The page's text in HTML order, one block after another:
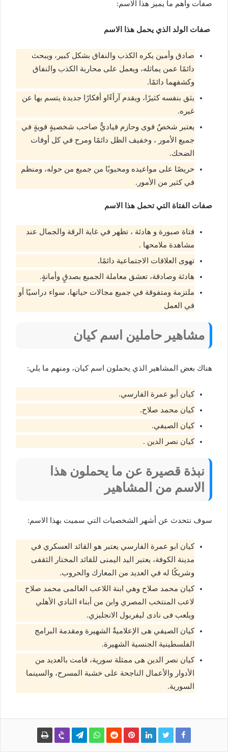
صفات وأهم ما يميز هذا الاسم:
صفات الولد الذي يحمل هذا الاسم
صادق وأمين يكره الكذب والنفاق بشكل كبير، ويبحث
دائمًا عمن يماثله، ويعمل على محاربة الكذب والنفاق
وكشفهما دائمًا.
يثق بنفسه كثيرًا، ويقدم آرأءًاو أفكارًا جديدة يتسم بها عن
غيره.
يعتبر شخصٌ قوى وحازم قياديٌّ صاحب شخصيةٍ قويةٍ في
جميع الأمور ، وخفيف الظل دائمًا ومرح في كل أوقات
الضحك.
حريصًا على مواعيده ومحبوبًا من جميع من حوله، ومنظم
في كثير من الأمور.
صفات الفتاة التي تحمل هذا الاسم
فتاة صبورة و هادئة ، تظهر في غاية الرقة والجمال عند
مشاهدة ملامحها .
تهوى العلاقات الاجتماعية دائمًا.
هادئة وصادقة، تعشق معاملة الجميع بصدقٍ وأمانةٍ.
ملتزمة ومتفوقة في جميع مجالات حياتها، سواء دراسيًا أو
في العمل
مشاهير حاملين اسم كيان
هناك بعض المشاهير الذي يحملون اسم كيان، ومنهم ما يلي:
كيان أبو عمرة الفارسي.
كيان محمد صلاح.
كيان الصيفي.
كيان نصر الدين .
نبذة قصيرة عن ما يحملون هذا
الاسم من المشاهير
سوف نتحدث عن أشهر الشخصيات التي سميت بهذا الاسم:
كيان ابو عمرة الفارسي يعتبر هو القائد العسكري في
مدينة الكوفة، يعتبر اليد اليمنى للقائد المختار الثقفى
وشريكًا له في العديد من المعارك والحروب.
كيان محمد صلاح وهي ابنة اللاعب العالمى محمد صلاح
لاعب المنتخب المصري وابن من أبناء النادي الأهلي
ويلعب فى نادى ليفربول الانجليزي.
كيان الصيفي هى الإعلاميةٌ الشهيرة ومقدمة البرامج
الفلسطينية الجنسية الشهيرة.
كيان نصر الدين هى ممثلة سورية، قامت بالعديد من
الأدوار والأعمال الناجحة على خشبة المسرح، والسينما
السورية.